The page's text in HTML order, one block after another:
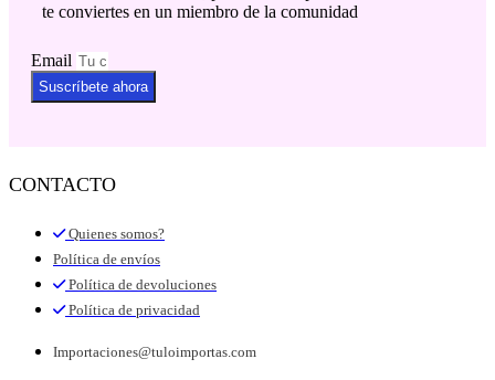
te conviertes en un miembro de la comunidad
Email
Suscríbete ahora
CONTACTO
Quienes somos?
Política de envíos
Política de devoluciones
Política de privacidad
Importaciones@tuloimportas.com